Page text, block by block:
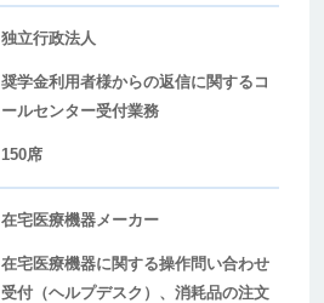
独立行政法人
奨学金利用者様からの返信に関するコ
ールセンター受付業務
150席
在宅医療機器メーカー
在宅医療機器に関する操作問い合わせ
受付（ヘルプデスク）、消耗品の注文